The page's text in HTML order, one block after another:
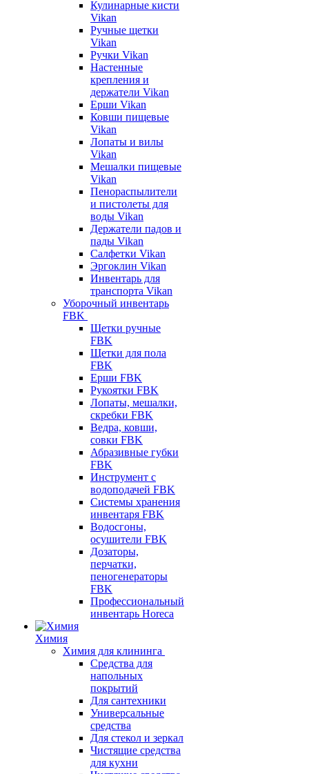
Кулинарные кисти
Vikan
Ручные щетки
Vikan
Ручки Vikan
Настенные
крепления и
держатели Vikan
Ерши Vikan
Ковши пищевые
Vikan
Лопаты и вилы
Vikan
Мешалки пищевые
Vikan
Пенораспылители
и пистолеты для
воды Vikan
Держатели падов и
пады Vikan
Салфетки Vikan
Эргоклин Vikan
Инвентарь для
транспорта Vikan
Уборочный инвентарь
FBK
Щетки ручные
FBK
Щетки для пола
FBK
Ерши FBK
Рукоятки FBK
Лопаты, мешалки,
скребки FBK
Ведра, ковши,
совки FBK
Абразивные губки
FBK
Инструмент с
водоподачей FBK
Системы хранения
инвентаря FBK
Водосгоны,
осушители FBK
Дозаторы,
перчатки,
пеногенераторы
FBK
Профессиональный
инвентарь Horeca
Химия
Химия для клининга
Средства для
напольных
покрытий
Для сантехники
Универсальные
средства
Для стекол и зеркал
Чистящие средства
для кухни